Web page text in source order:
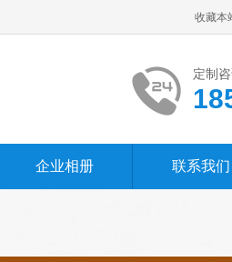
收藏本
定制
企业相册 联系我们